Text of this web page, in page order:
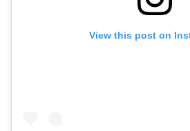
View this post on